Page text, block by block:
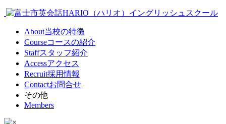
About当校の特徴
Courseコースの紹介
Staffスタッフ紹介
Accessアクセス
Recruit採用情報
Contactお問合せ
その他
Members